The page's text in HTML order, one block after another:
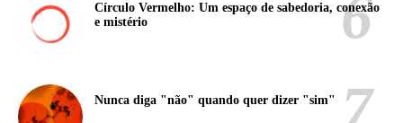
Círculo Vermelho: Um espaço de sabedoria, conexão
e mistério
Nunca diga "não" quando quer dizer "sim"